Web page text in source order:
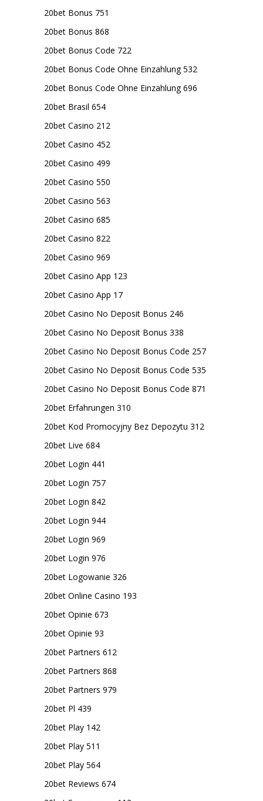
20bet Bonus 751
20bet Bonus 868
20bet Bonus Code 722
20bet Bonus Code Ohne Einzahlung 532
20bet Bonus Code Ohne Einzahlung 696
20bet Brasil 654
20bet Casino 212
20bet Casino 452
20bet Casino 499
20bet Casino 550
20bet Casino 563
20bet Casino 685
20bet Casino 822
20bet Casino 969
20bet Casino App 123
20bet Casino App 17
20bet Casino No Deposit Bonus 246
20bet Casino No Deposit Bonus 338
20bet Casino No Deposit Bonus Code 257
20bet Casino No Deposit Bonus Code 535
20bet Casino No Deposit Bonus Code 871
20bet Erfahrungen 310
20bet Kod Promocyjny Bez Depozytu 312
20bet Live 684
20bet Login 441
20bet Login 757
20bet Login 842
20bet Login 944
20bet Login 969
20bet Login 976
20bet Logowanie 326
20bet Online Casino 193
20bet Opinie 673
20bet Opinie 93
20bet Partners 612
20bet Partners 868
20bet Partners 979
20bet Pl 439
20bet Play 142
20bet Play 511
20bet Play 564
20bet Reviews 674